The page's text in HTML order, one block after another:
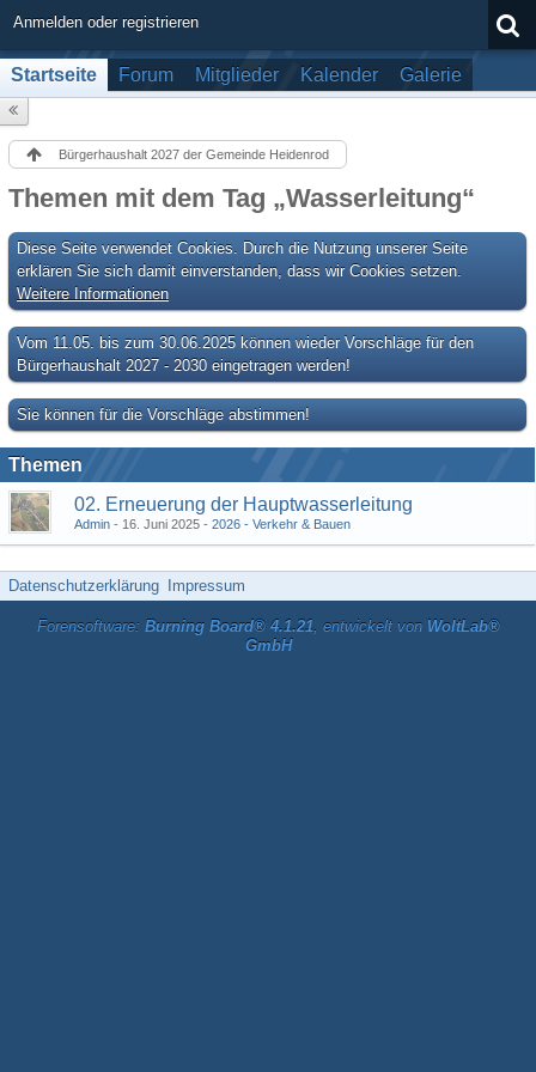
Anmelden oder registrieren
Startseite Forum Mitglieder Kalender Galerie
Bürgerhaushalt 2027 der Gemeinde Heidenrod
Themen mit dem Tag „Wasserleitung“
Diese Seite verwendet Cookies. Durch die Nutzung unserer Seite
erklären Sie sich damit einverstanden, dass wir Cookies setzen.
Weitere Informationen
Vom 11.05. bis zum 30.06.2025 können wieder Vorschläge für den
Bürgerhaushalt 2027 - 2030 eingetragen werden!
Sie können für die Vorschläge abstimmen!
Themen
02. Erneuerung der Hauptwasserleitung
Admin 16. Juni 2025 2026 - Verkehr & Bauen
Datenschutzerklärung Impressum
Forensoftware: Burning Board® 4.1.21, entwickelt von WoltLab®
GmbH